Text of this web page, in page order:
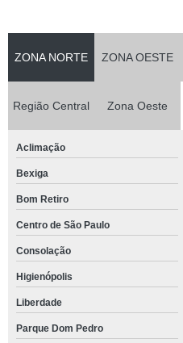
ZONA NORTE ZONA OESTE
Região Central Zona Oeste
Aclimação
Bexiga
Bom Retiro
Centro de São Paulo
Consolação
Higienópolis
Liberdade
Parque Dom Pedro